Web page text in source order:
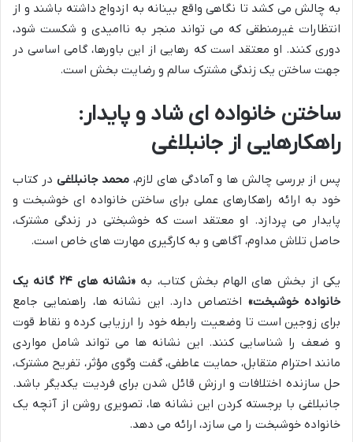
به چالش می کشد تا نگاهی واقع بینانه به ازدواج داشته باشند و از
انتظارات غیرمنطقی که می تواند منجر به ناامیدی و شکست شود،
دوری کنند. او معتقد است که رهایی از این باورها، گامی اساسی در
جهت ساختن یک زندگی مشترک سالم و رضایت بخش است.
ساختن خانواده ای شاد و پایدار:
راهکارهایی از جانبلاغی
پس از بررسی چالش ها و آمادگی های لازم، محمد جانبلاغی در کتاب
خود به ارائه راهکارهای عملی برای ساختن خانواده ای خوشبخت و
پایدار می پردازد. او معتقد است که خوشبختی در زندگی مشترک،
حاصل تلاش مداوم، آگاهی و به کارگیری مهارت های خاص است.
یکی از بخش های الهام بخش کتاب، به
«نشانه های ۲۴ گانه یک
خانواده خوشبخت» اختصاص دارد. این نشانه ها، راهنمایی جامع
برای زوجین است تا وضعیت رابطه خود را ارزیابی کرده و نقاط قوت
و ضعف را شناسایی کنند. این نشانه ها می تواند شامل مواردی
مانند احترام متقابل، حمایت عاطفی، گفت وگوی مؤثر، تفریح مشترک،
حل سازنده اختلافات و ارزش قائل شدن برای فردیت یکدیگر باشد.
جانبلاغی با برجسته کردن این نشانه ها، تصویری روشن از آنچه یک
خانواده خوشبخت را می سازد، ارائه می دهد.